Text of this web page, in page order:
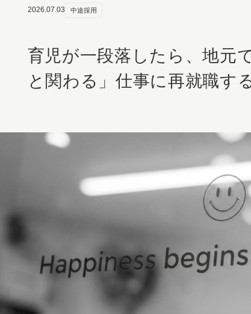
2026.07.03 中途採用
育児が一段落したら、地元
と関わる」仕事に再就職す